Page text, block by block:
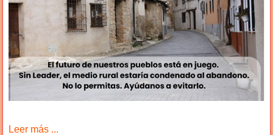
Leer más ...